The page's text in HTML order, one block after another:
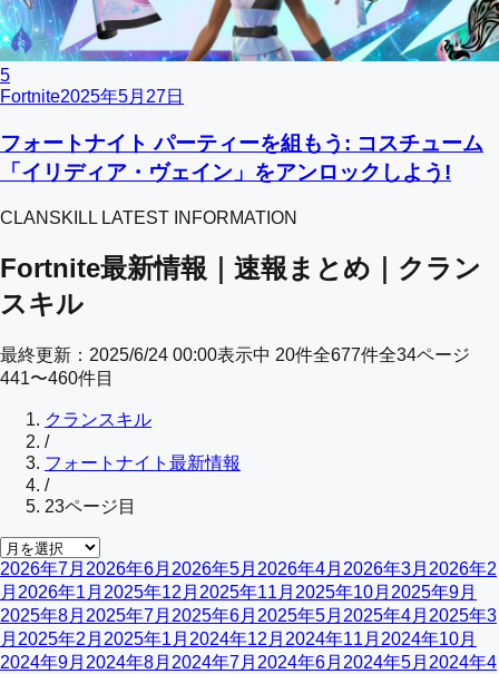
5
Fortnite2025年5月27日
フォートナイト パーティーを組もう: コスチューム
「イリディア・ヴェイン」をアンロックしよう!
CLANSKILL LATEST INFORMATION
Fortnite最新情報｜速報まとめ｜クラン
スキル
最終更新： 2025/6/24 00:00表示中 20件全677件全34ページ
441〜460件目
クランスキル
/
フォートナイト最新情報
/
23ページ目
2026年7月 2026年6月 2026年5月 2026年4月 2026年3月 2026年2
月 2026年1月 2025年12月 2025年11月 2025年10月 2025年9月
2025年8月 2025年7月 2025年6月 2025年5月 2025年4月 2025年3
月 2025年2月 2025年1月 2024年12月 2024年11月 2024年10月
2024年9月 2024年8月 2024年7月 2024年6月 2024年5月 2024年4